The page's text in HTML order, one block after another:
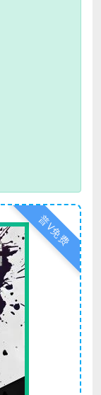
普V免费